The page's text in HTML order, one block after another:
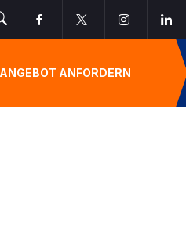
ANGEBOT ANFORDERN